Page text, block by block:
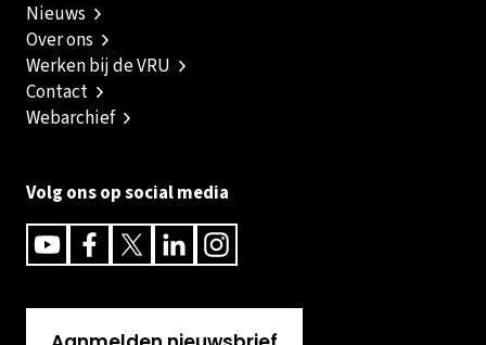
Nieuws
Over ons
Werken bij de VRU
Contact
Webarchief
Volg ons op social media
YoutubeFacebookTwitterLinkedinInstagram